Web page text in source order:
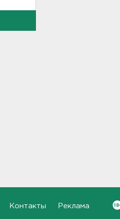
Контакты Реклама